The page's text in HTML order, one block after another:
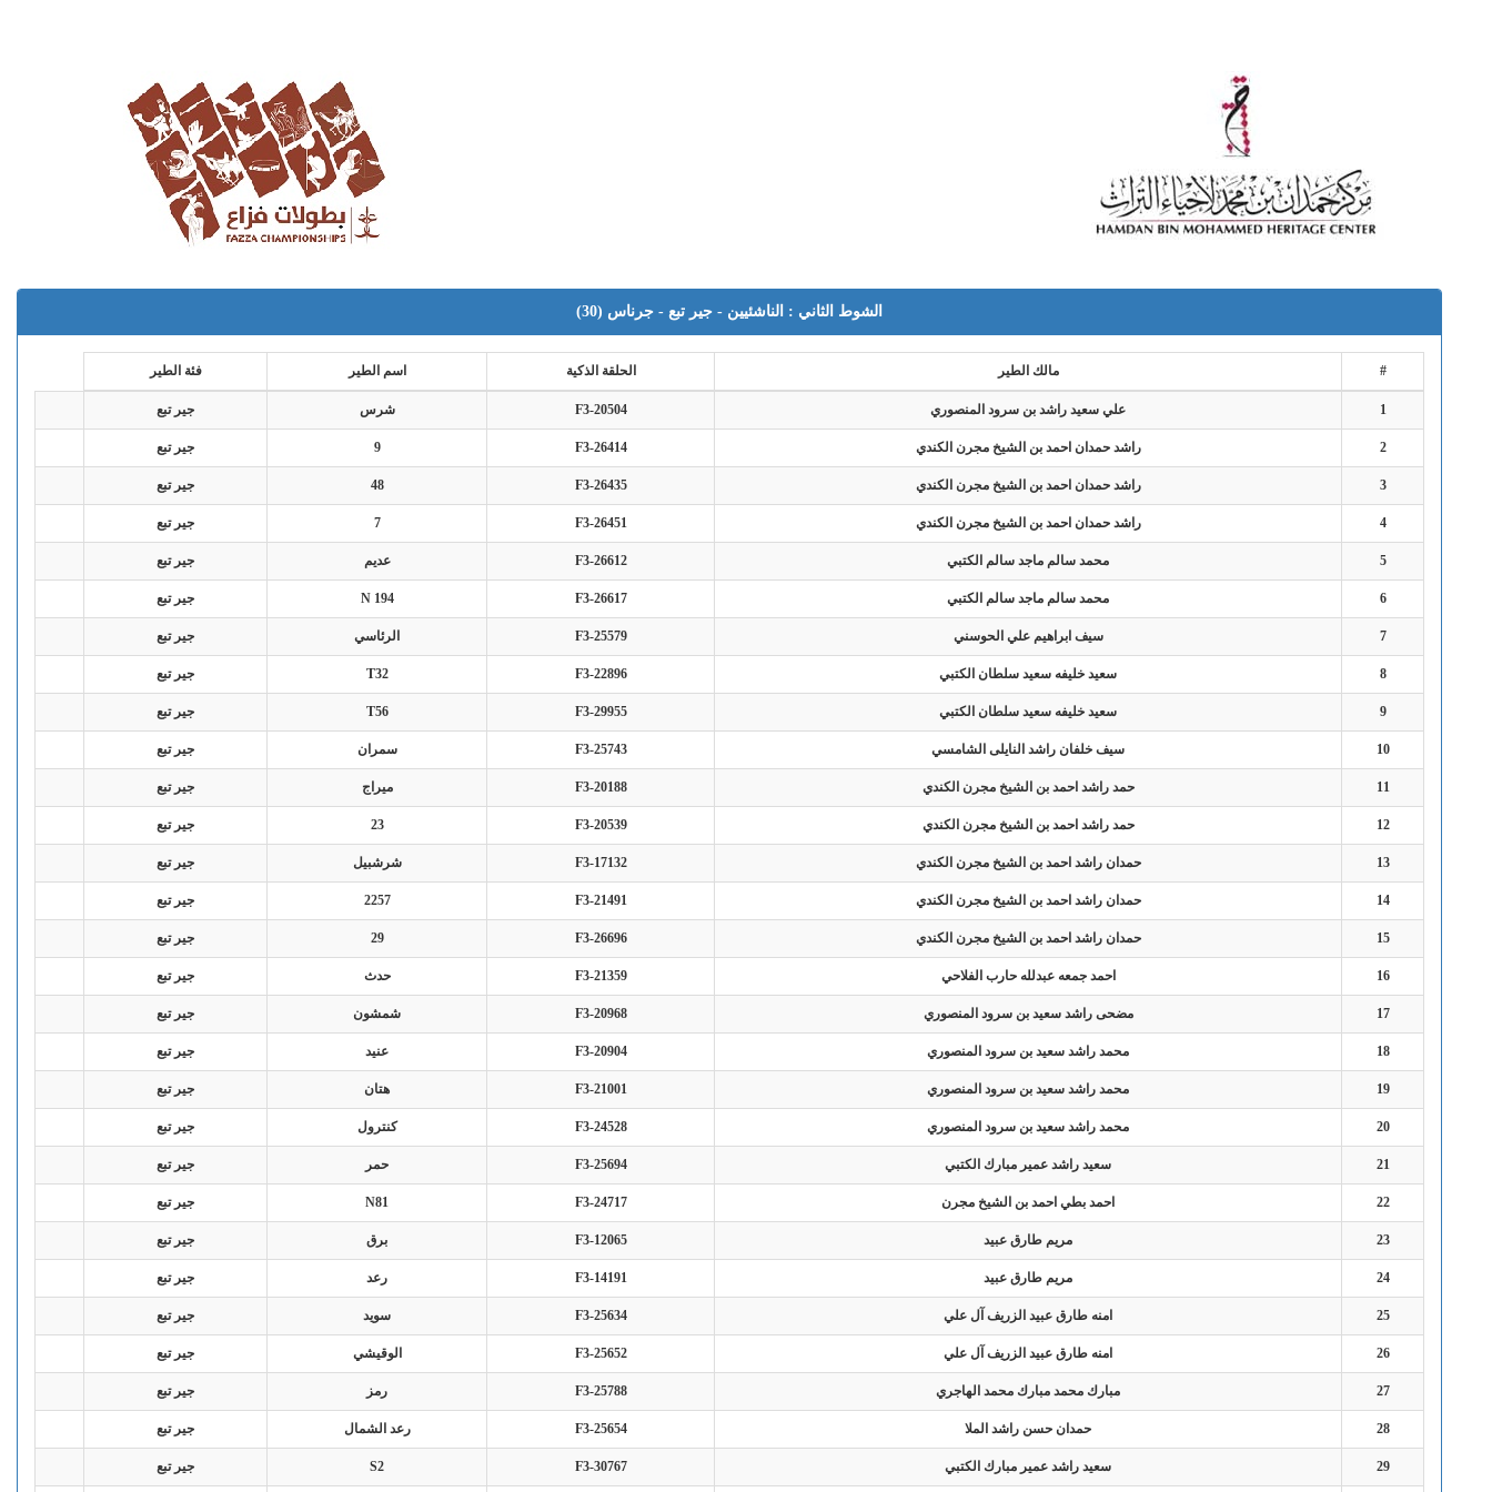
الشوط الثاني : الناشئيين - جير تبع - جرناس (30)
# مالك الطير الحلقة الذكية اسم الطير فئة الطير
1 علي سعيد راشد بن سرود المنصوري F3-20504 شرس جير تبع
2 راشد حمدان احمد بن الشيخ مجرن الكندي F3-26414
9 جير تبع
3 راشد حمدان احمد بن الشيخ مجرن الكندي F3-26435
48 جير تبع
4 راشد حمدان احمد بن الشيخ مجرن الكندي F3-26451
7 جير تبع
5 محمد سالم ماجد سالم الكتبي F3-26612 عديم جير تبع
6 محمد سالم ماجد سالم الكتبي F3-26617
N 194 جير تبع
7 سيف ابراهيم علي الحوسني F3-25579 الرئاسي جير تبع
8 سعيد خليفه سعيد سلطان الكتبي F3-22896
T32 جير تبع
9 سعيد خليفه سعيد سلطان الكتبي F3-29955
T56 جير تبع
10 سيف خلفان راشد النايلى الشامسي F3-25743 سمران جير تبع
11 حمد راشد احمد بن الشيخ مجرن الكندي F3-20188 ميراج جير تبع
12 حمد راشد احمد بن الشيخ مجرن الكندي F3-20539
23 جير تبع
13 حمدان راشد احمد بن الشيخ مجرن الكندي F3-17132 شرشبيل جير تبع
14 حمدان راشد احمد بن الشيخ مجرن الكندي F3-21491
2257 جير تبع
15 حمدان راشد احمد بن الشيخ مجرن الكندي F3-26696
29 جير تبع
16 احمد جمعه عبدلله حارب الفلاحي F3-21359 حدث جير تبع
17 مضحى راشد سعيد بن سرود المنصوري F3-20968 شمشون جير تبع
18 محمد راشد سعيد بن سرود المنصوري F3-20904 عنيد جير تبع
19 محمد راشد سعيد بن سرود المنصوري F3-21001 هتان جير تبع
20 محمد راشد سعيد بن سرود المنصوري F3-24528 كنترول جير تبع
21 سعيد راشد عمير مبارك الكتبي F3-25694 حمر جير تبع
22 احمد بطي احمد بن الشيخ مجرن F3-24717
N81 جير تبع
23 مريم طارق عبيد F3-12065 برق جير تبع
24 مريم طارق عبيد F3-14191 رعد جير تبع
25 امنه طارق عبيد الزريف آل علي F3-25634 سويد جير تبع
26 امنه طارق عبيد الزريف آل علي F3-25652 الوقيشي جير تبع
27 مبارك محمد مبارك محمد الهاجري F3-25788 رمز جير تبع
28 حمدان حسن راشد الملا F3-25654 رعد الشمال جير تبع
29 سعيد راشد عمير مبارك الكتبي F3-30767
S2 جير تبع